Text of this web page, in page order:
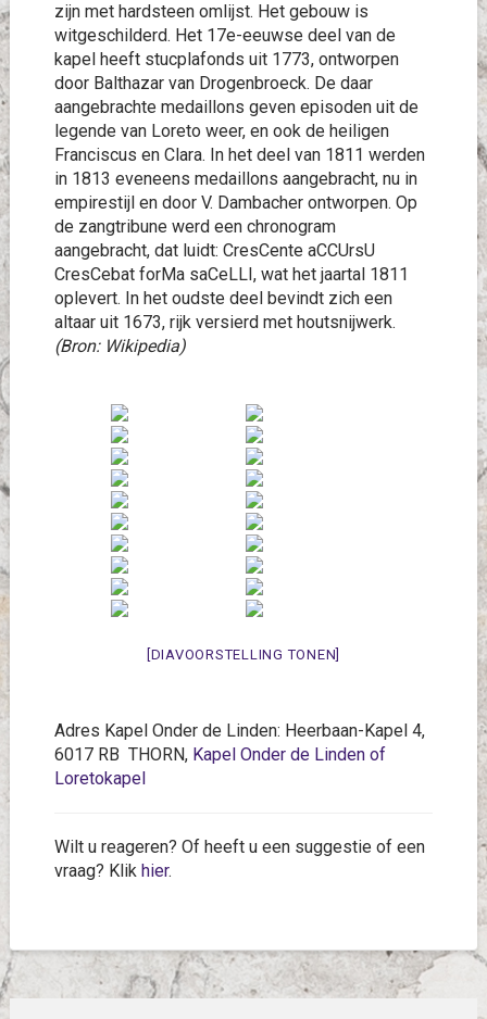
zijn met hardsteen omlijst. Het gebouw is
witgeschilderd. Het 17e-eeuwse deel van de
kapel heeft stucplafonds uit 1773, ontworpen
door Balthazar van Drogenbroeck. De daar
aangebrachte medaillons geven episoden uit de
legende van Loreto weer, en ook de heiligen
Franciscus en Clara. In het deel van 1811 werden
in 1813 eveneens medaillons aangebracht, nu in
empirestijl en door V. Dambacher ontworpen. Op
de zangtribune werd een chronogram
aangebracht, dat luidt: CresCente aCCUrsU
CresCebat forMa saCeLLI, wat het jaartal 1811
oplevert. In het oudste deel bevindt zich een
altaar uit 1673, rijk versierd met houtsnijwerk.
(Bron: Wikipedia)
[DIAVOORSTELLING TONEN]
Adres Kapel Onder de Linden: Heerbaan-Kapel 4,
6017 RB THORN, Kapel Onder de Linden of
Loretokapel
Wilt u reageren? Of heeft u een suggestie of een
vraag? Klik hier.